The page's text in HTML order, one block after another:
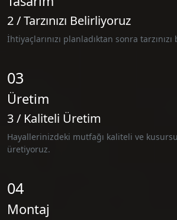
2 / Tarzınızı Belirliyoruz
İhtiyaçlarınızı planladıktan sonra
03
Üretim
3 / Kaliteli Üretim
Hayallerinizdeki mutfağı kaliteli ve
üretiyoruz.
04
Montaj